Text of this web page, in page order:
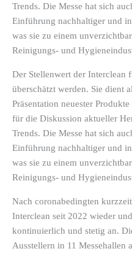
Trends. Die Messe hat sich
Einführung nachhaltiger und
was sie zu einem
Reinigungs- und
Der Stellenwert der Interclean
überschätzt werden. Sie dient
Präsentation neuester
für die Diskussion aktueller
Trends. Die Messe hat sich
Einführung nachhaltiger und
was sie zu einem
Reinigungs- und
Nach coronabedingten
Interclean seit 2022 wieder
kontinuierlich und stetig an.
Ausstellern in 11 Messehallen